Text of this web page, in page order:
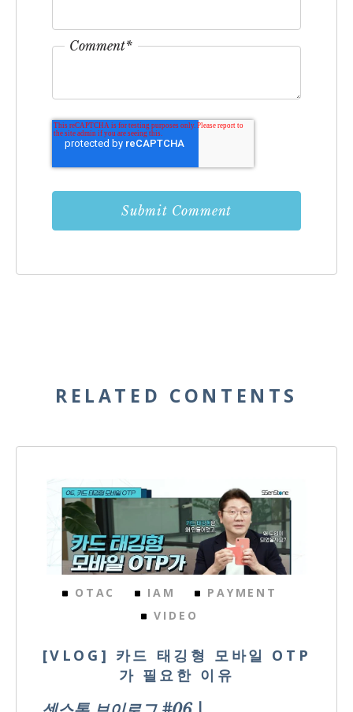
Comment*
RELATED CONTENTS
OTAC IAM
PAYMENT
VIDEO
[VLOG] 카드 태깅형 모바일 OTP
가 필요한 이유